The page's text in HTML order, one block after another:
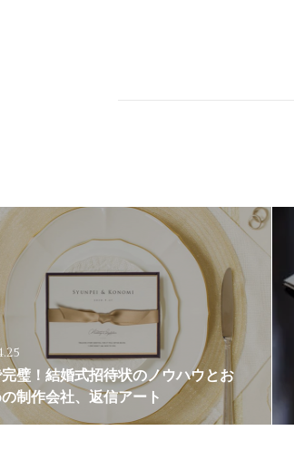
完璧！結婚式招待状のノウハウとお
制作会社、返信アート